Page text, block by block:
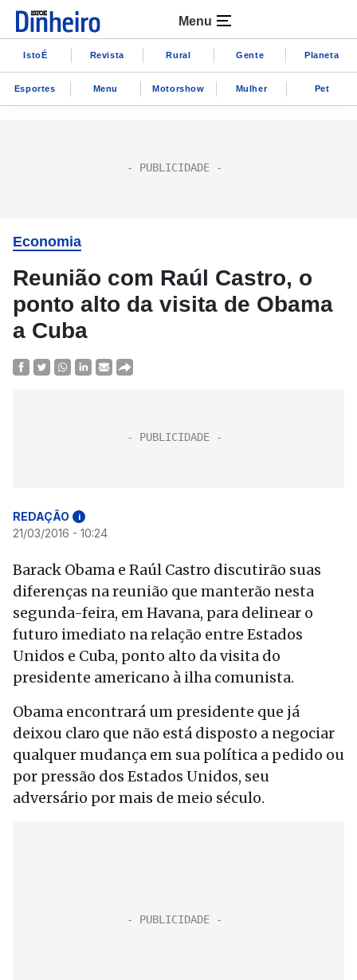
Menu
IstoÉ Revista Rural Gente Planeta
Esportes Menu Motorshow Mulher Pet
Economia
Reunião com Raúl Castro, o
ponto alto da visita de Obama
a Cuba
REDAÇÃO i
21/03/2016 - 10:24
Barack Obama e Raúl Castro discutirão suas
diferenças na reunião que manterão nesta
segunda-feira, em Havana, para delinear o
futuro imediato na relação entre Estados
Unidos e Cuba, ponto alto da visita do
presidente americano à ilha comunista.
Obama encontrará um presidente que já
deixou claro que não está disposto a negociar
qualquer mudança em sua política a pedido ou
por pressão dos Estados Unidos, seu
adversário por mais de meio século.